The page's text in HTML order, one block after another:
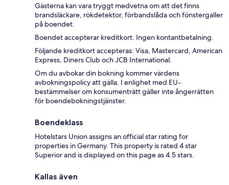
Gästerna kan vara tryggt medvetna om att det finns
brandsläckare, rökdetektor, förbandslåda och fönstergaller
på boendet.
Boendet accepterar kreditkort. Ingen kontantbetalning.
Följande kreditkort accepteras: Visa, Mastercard, American
Express, Diners Club och JCB International.
Om du avbokar din bokning kommer värdens
avbokningspolicy att gälla. I enlighet med EU-
bestämmelser om konsumenträtt gäller inte ångerrätten
för boendebokningstjänster.
Boendeklass
Hotelstars Union assigns an official star rating for
properties in Germany. This property is rated 4 star
Superior and is displayed on this page as 4.5 stars.
Kallas även